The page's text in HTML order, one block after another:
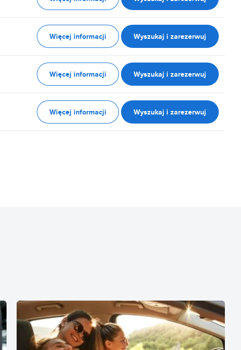
Więcej informacji Wyszukaj i zarezerwuj
Więcej informacji Wyszukaj i zarezerwuj
Więcej informacji Wyszukaj i zarezerwuj